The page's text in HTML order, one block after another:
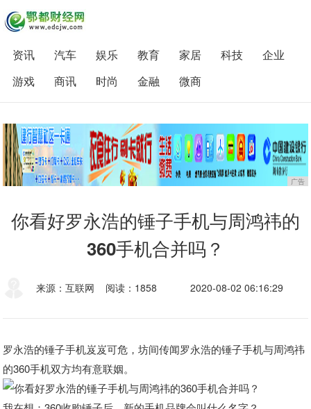
资讯 汽车 娱乐 教育 家居 科技
企业
游戏
商讯 时尚 金融 微商
广告
你看好罗永浩的锤子手机与周鸿祎的
360手机合并吗？
来源：互联网 阅读：1858 2020-08-02 06:16:29
罗永浩的锤子手机岌岌可危，坊间传闻罗永浩的锤子手机与周鸿祎
的360手机双方均有意联姻。